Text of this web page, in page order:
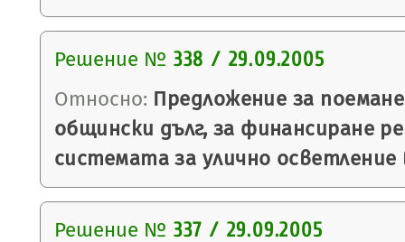
Решение № 338 / 29.09.2005
Относно: Предложение за
общински дълг, за финансиране
системата за улично
Решение № 337 / 29.09.2005